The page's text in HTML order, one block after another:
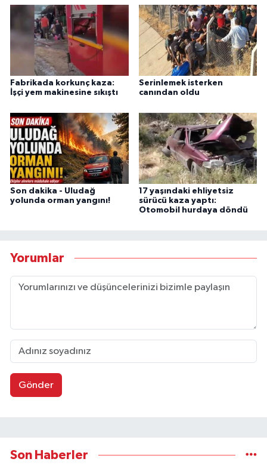
Fabrikada korkunç kaza:
İşçi yem makinesine sıkıştı
Serinlemek isterken
canından oldu
Son dakika - Uludağ
yolunda orman yangını!
17 yaşındaki ehliyetsiz
sürücü kaza yaptı:
Otomobil hurdaya döndü
Yorumlar
Gönder
Son Haberler